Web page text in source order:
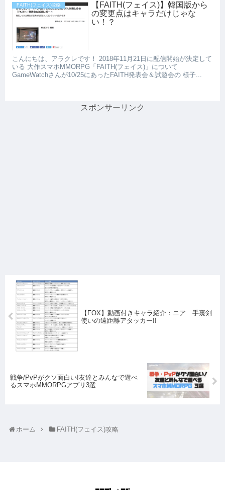
FAITH(フェイス)攻略
【FAITH(フェイス)】韓国版から
の変更点はキャラだけじゃな
い！？
こんにちは、アラクレです！ 2018年11月21日に配信開始が決定して
いる 大作スマホMMORPG「FAITH(フェイス)」について
GameWatchさんが10/25にあったFAITH発表会＆試遊会の 様子...
スポンサーリンク
【FOX】動画付きキャラ紹介：ニア 手裏剣
使いの遠距離アタッカー!!
戦争/PvPがクソ面白い!友達とみんなで遊べ
るスマホMMORPGアプリ3選
ホーム FAITH(フェイス)攻略